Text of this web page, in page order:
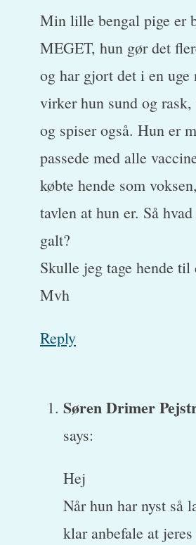
for
dyr?
Min lille bengal pige er
MEGET, hun gør det
og har gjort det i en uge
virker hun sund og
og spiser også. Hun er
passede med alle
købte hende som
tavlen at hun er. Så
galt?
Skulle jeg tage hende
Mvh
Reply
Søren Drimer
says:
Hej
Når hun har nyst så
klar anbefale at